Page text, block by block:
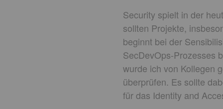
Security spielt in der
sollten Projekte,
beginnt bei der
SecDevOps-Prozesses
wurde ich von Kollegen
überprüfen. Es sollte
für das Identity and